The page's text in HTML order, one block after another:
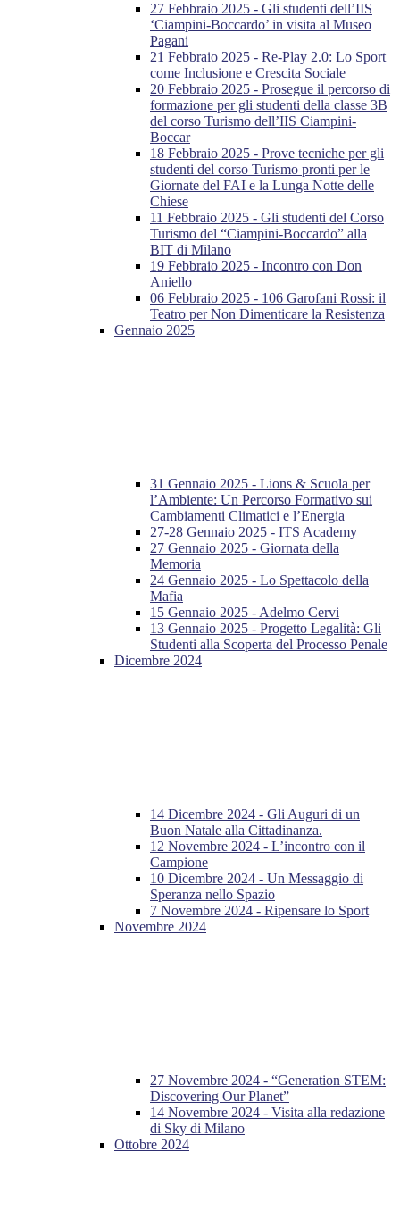
27 Febbraio 2025 - Gli studenti dell’IIS
‘Ciampini-Boccardo’ in visita al Museo
Pagani
21 Febbraio 2025 - Re-Play 2.0: Lo Sport
come Inclusione e Crescita Sociale
20 Febbraio 2025 - Prosegue il percorso di
formazione per gli studenti della classe 3B
del corso Turismo dell’IIS Ciampini-
Boccar
18 Febbraio 2025 - Prove tecniche per gli
studenti del corso Turismo pronti per le
Giornate del FAI e la Lunga Notte delle
Chiese
11 Febbraio 2025 - Gli studenti del Corso
Turismo del “Ciampini-Boccardo” alla
BIT di Milano
19 Febbraio 2025 - Incontro con Don
Aniello
06 Febbraio 2025 - 106 Garofani Rossi: il
Teatro per Non Dimenticare la Resistenza
Gennaio 2025
31 Gennaio 2025 - Lions & Scuola per
l’Ambiente: Un Percorso Formativo sui
Cambiamenti Climatici e l’Energia
27-28 Gennaio 2025 - ITS Academy
27 Gennaio 2025 - Giornata della
Memoria
24 Gennaio 2025 - Lo Spettacolo della
Mafia
15 Gennaio 2025 - Adelmo Cervi
13 Gennaio 2025 - Progetto Legalità: Gli
Studenti alla Scoperta del Processo Penale
Dicembre 2024
14 Dicembre 2024 - Gli Auguri di un
Buon Natale alla Cittadinanza.
12 Novembre 2024 - L’incontro con il
Campione
10 Dicembre 2024 - Un Messaggio di
Speranza nello Spazio
7 Novembre 2024 - Ripensare lo Sport
Novembre 2024
27 Novembre 2024 - “Generation STEM:
Discovering Our Planet”
14 Novembre 2024 - Visita alla redazione
di Sky di Milano
Ottobre 2024